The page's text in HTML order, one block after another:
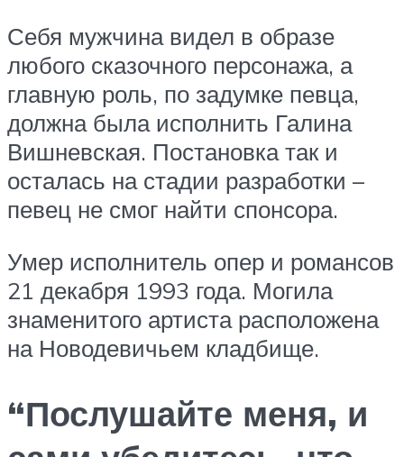
Себя мужчина видел в образе
любого сказочного персонажа, а
главную роль, по задумке певца,
должна была исполнить Галина
Вишневская. Постановка так и
осталась на стадии разработки –
певец не смог найти спонсора.
Умер исполнитель опер и романсов
21 декабря 1993 года. Могила
знаменитого артиста расположена
на Новодевичьем кладбище.
“Послушайте меня, и